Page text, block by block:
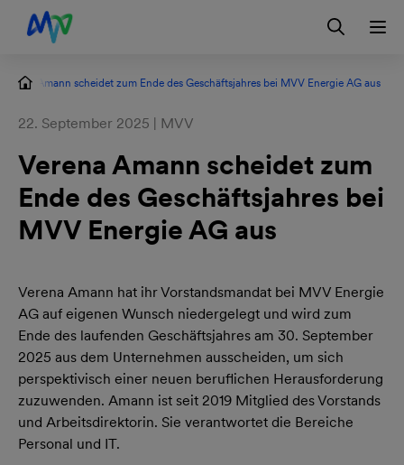
Zur Hauptnavigation springen
Zum Hauptinhalt springen
Zur Footernavigation springen
Kontakt EN Login
Verena Amann scheidet zum Ende des Geschäftsjahres bei MVV Energie AG aus
22. September 2025 | MVV
Verena Amann scheidet zum
Ende des Geschäftsjahres bei
MVV Energie AG aus
Verena Amann hat ihr Vorstandsmandat bei MVV Energie
AG auf eigenen Wunsch niedergelegt und wird zum
Ende des laufenden Geschäftsjahres am 30. September
2025 aus dem Unternehmen ausscheiden, um sich
perspektivisch einer neuen beruflichen Herausforderung
zuzuwenden. Amann ist seit 2019 Mitglied des Vorstands
und Arbeitsdirektorin. Sie verantwortet die Bereiche
Personal und IT.